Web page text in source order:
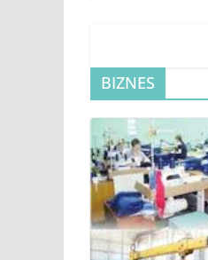
BIZNES